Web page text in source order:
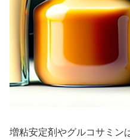
増粘安定剤やグルコサミン